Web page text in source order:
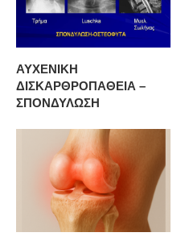
ΑΥΧΕΝΙΚΗ
ΔΙΣΚΑΡΘΡΟΠΑΘΕΙΑ –
ΣΠΟΝΔΥΛΩΣΗ